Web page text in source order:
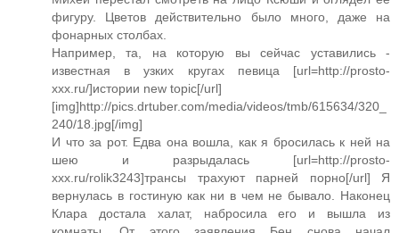
фигуру. Цветов действительно было много, даже на
фонарных столбах.
Например, та, на которую вы сейчас уставились -
известная в узких кругах певица [url=http://prosto-
xxx.ru/]истории new topic[/url]
[img]http://pics.drtuber.com/media/videos/tmb/615634/320_
240/18.jpg[/img]
И что за рот. Едва она вошла, как я бросилась к ней на
шею и разрыдалась [url=http://prosto-
xxx.ru/rolik3243]трансы трахуют парней порно[/url] Я
вернулась в гостиную как ни в чем не бывало. Наконец
Клара достала халат, набросила его и вышла из